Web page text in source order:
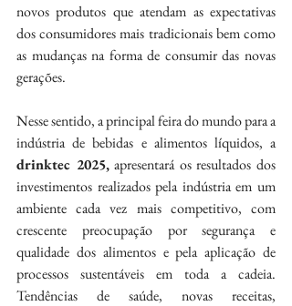
novos produtos que atendam as expectativas
dos consumidores mais tradicionais bem como
as mudanças na forma de consumir das novas
gerações.
Nesse sentido, a principal feira do mundo para a
indústria de bebidas e alimentos líquidos, a
drinktec 2025, apresentará os resultados dos
investimentos realizados pela indústria em um
ambiente cada vez mais competitivo, com
crescente preocupação por segurança e
qualidade dos alimentos e pela aplicação de
processos sustentáveis em toda a cadeia.
Tendências de saúde, novas receitas,